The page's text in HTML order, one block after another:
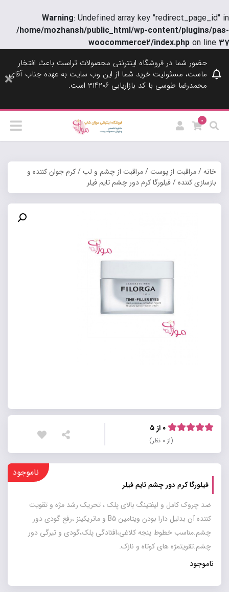
Warning: Undefined array key "redirect_page_id" in
/home/mozhansh/public_html/wp-content/plugins/pas-
woocommerce2/index.php on line 37
حضور شما در فروشگاه اینترنتی محصولات تراست باعث افتخار
ماست، مسئولیت خرید شما از این وب سایت به عهده جناب آقای
محمدرضا طوسی با کد بازاریابی ۳۱۴۲۰۶ است.
0
خانه/مراقبت از پوست/مراقبت از چشم و لب/کرم جوان کننده و
بازسازی کننده/ فیلورگا کرم دور چشم تایم فیلر
(از ۰ نظر)
فیلورگا کرم دور چشم تایم فیلر
ناموجود
ضد چروک کامل و لیفتینگ بالای پلک ، تحریک رشد مژه و تقویت
کننده آن بدلیل دارا بودن ویتامین B5 و ماتریکینز ،رفع گودی دور
چشم.مناسب خطوط پنجه کلاغی،افتادگی پلک،گودی و تیرگی دور
چشم.تقویتمژه های کوتاه و نازک.
ناموجود